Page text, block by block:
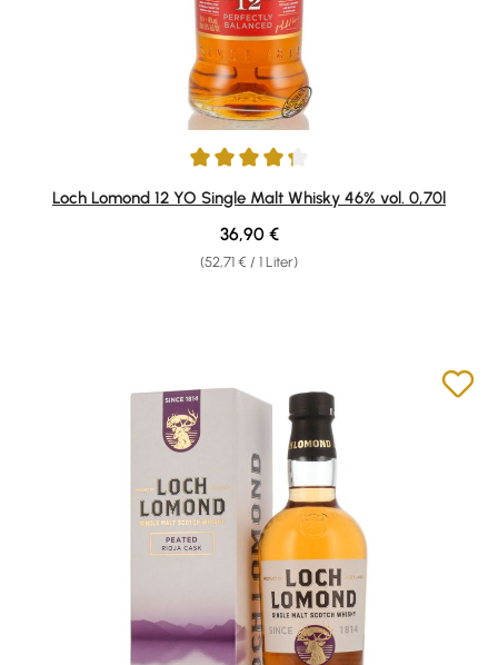
Durchschnittliche Bewertung von 4.24 von 5 Sternen
Loch Lomond 12 YO Single Malt Whisky 46% vol. 0,70l
(52,71 € / 1 Liter)
Regulärer Preis:
36,90 €